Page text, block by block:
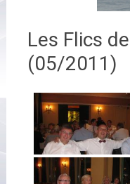
Les Flics
(05/2011)